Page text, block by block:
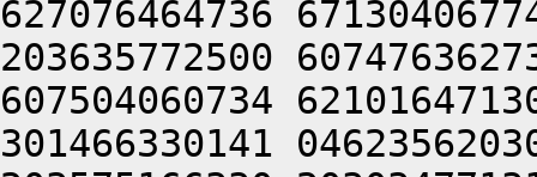
627076464736
203635772500
607504060734
301466330141